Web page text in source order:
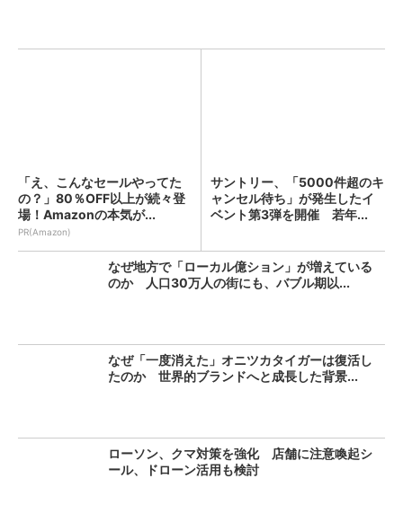
「え、こんなセールやってた
の？」80％OFF以上が続々登
場！Amazonの本気が...
PR(Amazon)
サントリー、「5000件超のキ
ャンセル待ち」が発生したイ
ベント第3弾を開催 若年...
なぜ地方で「ローカル億ション」が増えている
のか 人口30万人の街にも、バブル期以...
なぜ「一度消えた」オニツカタイガーは復活し
たのか 世界的ブランドへと成長した背景...
ローソン、クマ対策を強化 店舗に注意喚起シ
ール、ドローン活用も検討